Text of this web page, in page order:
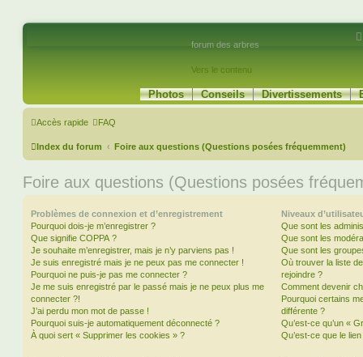
forum des arbres
Vers le contenu
Photos Conseils Divertissements
Accès rapide FAQ
Index du forum Foire aux questions (Questions posées fréquemment)
Foire aux questions (Questions posées
Problèmes de connexion et d’enregistrement
Pourquoi dois-je m’enregistrer ?
Que signifie COPPA ?
Je souhaite m’enregistrer, mais je n’y parviens pas !
Je suis enregistré mais je ne peux pas me connecter !
Pourquoi ne puis-je pas me connecter ?
Je me suis enregistré par le passé mais je ne peux plus me
connecter ?!
J’ai perdu mon mot de passe !
Pourquoi suis-je automatiquement déconnecté ?
À quoi sert « Supprimer les cookies » ?
Niveaux
Que sont les
Que sont les
Que sont les
Où trouver la liste
rejoindre ?
Comment devenir
Pourquoi certains
différente ?
Qu’est-ce qu’un «
Qu’est-ce que le